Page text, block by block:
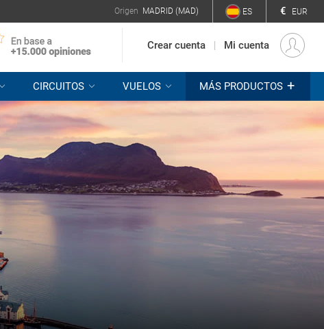
Origen MADRID (MAD) ES € EUR
Crear cuenta Mi cuenta
CIRCUITOS VUELOS MÁS PRODUCTOS +